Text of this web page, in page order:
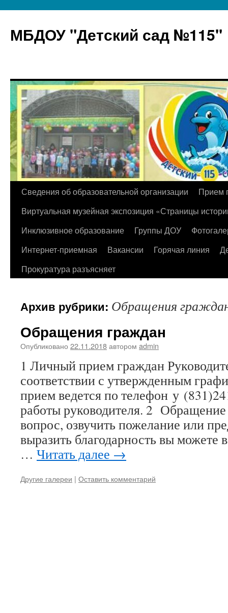
МБДОУ "Детский сад №115"
Перейти
содержимому
Сведения об образовательной организации
Прием
Виртуальная музейная экспозиция «Страницы
Инклюзивное образование
Группы ДОУ
Интернет-приемная
Вакансии Горячая линия
Прокуратура разъясняет
Архив рубрики: Обращения
Обращения граждан
Опубликовано 22.11.2018автором admin
1 Личный прием граждан
соответствии с утвержденным
прием ведется по телефон у
работы руководителя. 2 Обращение
вопрос, озвучить пожелание или
выразить благодарность вы можете
… Читать далее →
Другие галереи | Оставить комментарий